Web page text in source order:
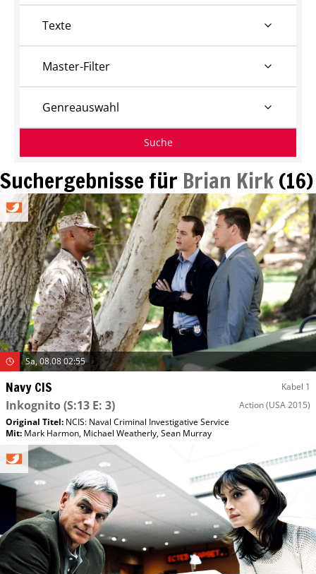
Suchergebnisse für Brian Kirk(16)
Sa, 08.08 02:55
Navy CIS Kabel 1
Inkognito(S:13 E: 3) Action(USA 2015)
Original Titel: NCIS: Naval Criminal Investigative Service
Mit: Mark Harmon, Michael Weatherly,Sean Murray
Texte
Master-Filter
Genreauswahl
Suche